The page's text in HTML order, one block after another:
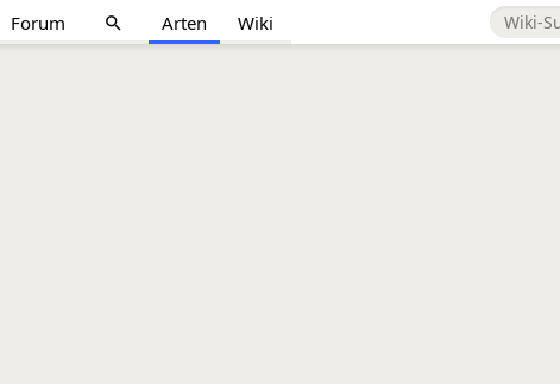
Forum search Arten Wiki